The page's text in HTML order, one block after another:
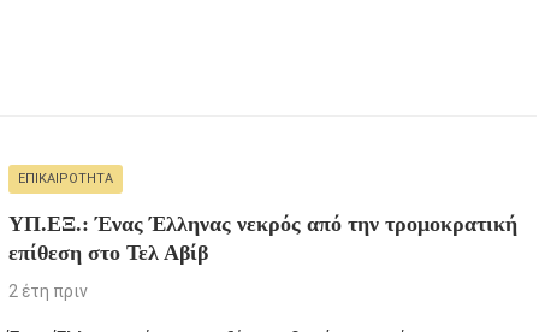
ΕΠΙΚΑΙΡΌΤΗΤΑ
ΥΠ.ΕΞ.: Ένας Έλληνας νεκρός από την τρομοκρατική
επίθεση στο Τελ Αβίβ
2 έτη πριν